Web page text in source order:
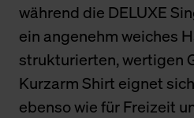
während die DELUXE
ein angenehm weiches
strukturierten, wertigen
Kurzarm Shirt eignet
ebenso wie für Freizeit